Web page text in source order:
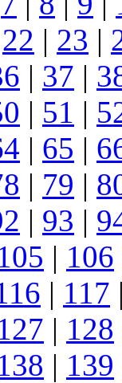
22 | 23 |
| 37 |
| 51 |
| 65 |
| 79 |
| 93 |
| 106
| 117
| 128
| 139